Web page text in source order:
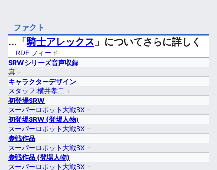
ファクト
...「騎士アレックス 」についてさらに詳しく
RDF フィード
SRWシリーズ音声収録
真 +
キャラクターデザイン
スタッフ:横井孝二 +
初登場SRW
スーパーロボット大戦BX +
初登場SRW (登場人物)
スーパーロボット大戦BX +
参戦作品
スーパーロボット大戦BX +
参戦作品 (登場人物)
スーパーロボット大戦BX +